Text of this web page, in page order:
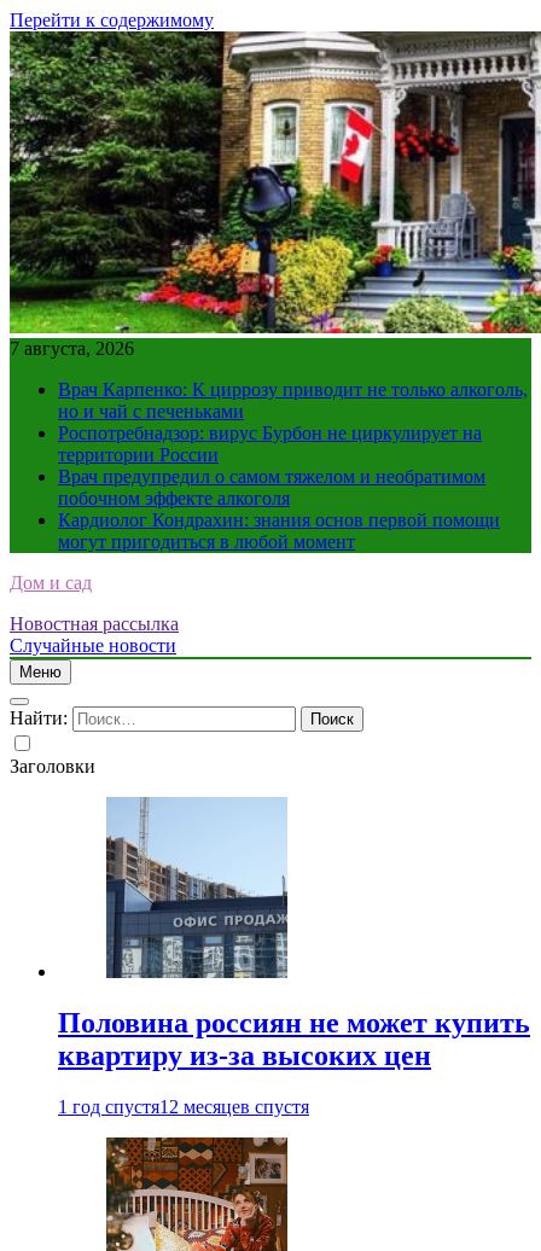
Перейти к содержимому
7 августа, 2026
Врач Карпенко: К циррозу приводит не только алкоголь,
но и чай с печеньками
Роспотребнадзор: вирус Бурбон не циркулирует на
территории России
Врач предупредил о самом тяжелом и необратимом
побочном эффекте алкоголя
Кардиолог Кондрахин: знания основ первой помощи
могут пригодиться в любой момент
Дом и сад
Новостная рассылка
Случайные новости
Меню
Найти:
Заголовки
Половина россиян не может купить
квартиру из-за высоких цен
1 год спустя12 месяцев спустя